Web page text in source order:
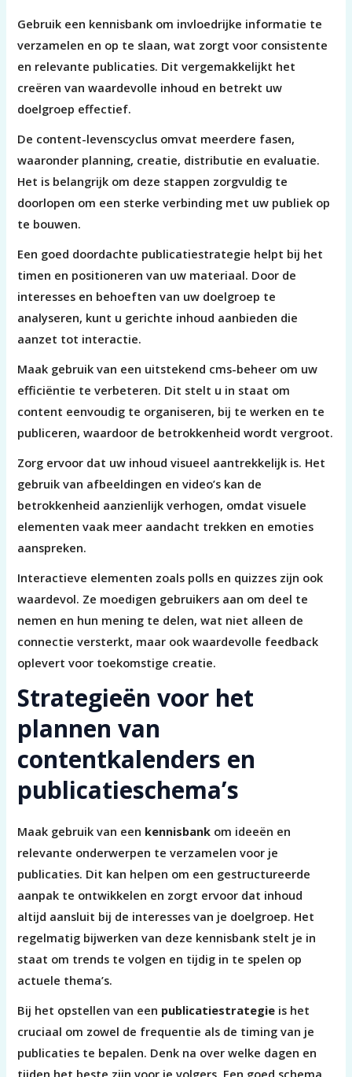
Gebruik een kennisbank om invloedrijke informatie te
verzamelen en op te slaan, wat zorgt voor consistente
en relevante publicaties. Dit vergemakkelijkt het
creëren van waardevolle inhoud en betrekt uw
doelgroep effectief.
De content-levenscyclus omvat meerdere fasen,
waaronder planning, creatie, distributie en evaluatie.
Het is belangrijk om deze stappen zorgvuldig te
doorlopen om een sterke verbinding met uw publiek op
te bouwen.
Een goed doordachte publicatiestrategie helpt bij het
timen en positioneren van uw materiaal. Door de
interesses en behoeften van uw doelgroep te
analyseren, kunt u gerichte inhoud aanbieden die
aanzet tot interactie.
Maak gebruik van een uitstekend cms-beheer om uw
efficiëntie te verbeteren. Dit stelt u in staat om
content eenvoudig te organiseren, bij te werken en te
publiceren, waardoor de betrokkenheid wordt vergroot.
Zorg ervoor dat uw inhoud visueel aantrekkelijk is. Het
gebruik van afbeeldingen en video’s kan de
betrokkenheid aanzienlijk verhogen, omdat visuele
elementen vaak meer aandacht trekken en emoties
aanspreken.
Interactieve elementen zoals polls en quizzes zijn ook
waardevol. Ze moedigen gebruikers aan om deel te
nemen en hun mening te delen, wat niet alleen de
connectie versterkt, maar ook waardevolle feedback
oplevert voor toekomstige creatie.
Strategieën voor het
plannen van
contentkalenders en
publicatieschema’s
Maak gebruik van een kennisbank om ideeën en
relevante onderwerpen te verzamelen voor je
publicaties. Dit kan helpen om een gestructureerde
aanpak te ontwikkelen en zorgt ervoor dat inhoud
altijd aansluit bij de interesses van je doelgroep. Het
regelmatig bijwerken van deze kennisbank stelt je in
staat om trends te volgen en tijdig in te spelen op
actuele thema’s.
Bij het opstellen van een publicatiestrategie is het
cruciaal om zowel de frequentie als de timing van je
publicaties te bepalen. Denk na over welke dagen en
tijden het beste zijn voor je volgers. Een goed schema